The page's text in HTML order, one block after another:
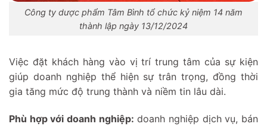
Công ty dược phẩm Tâm Bình tổ chức kỷ niệm 14 năm
thành lập ngày 13/12/2024
Việc đặt khách hàng vào vị trí trung tâm của sự kiện
giúp doanh nghiệp thể hiện sự trân trọng, đồng thời
gia tăng mức độ trung thành và niềm tin lâu dài.
Phù hợp với doanh nghiệp: doanh nghiệp dịch vụ, bán